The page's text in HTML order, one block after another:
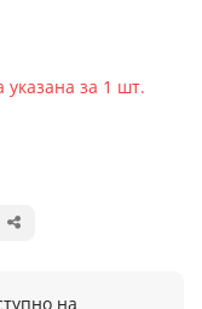
за 1 шт.
на